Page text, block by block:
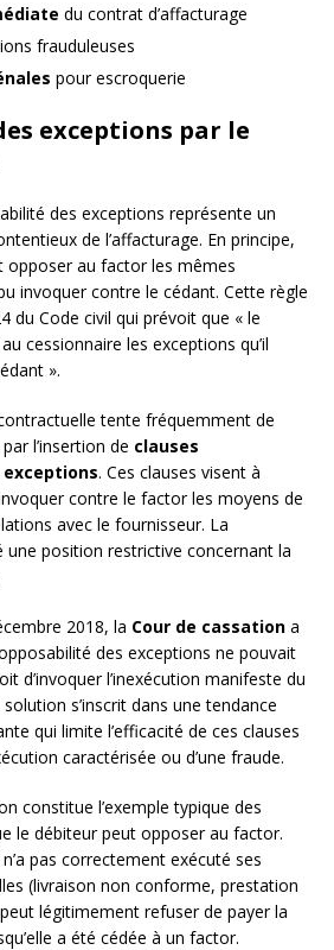
du contrat d’affacturage
frauduleuses
pour escroquerie
exceptions par le
des exceptions représente un
de l’affacturage. En principe,
opposer au factor les mêmes
invoquer contre le cédant. Cette règle
du Code civil qui prévoit que « le
cessionnaire les exceptions qu’il
».
tente fréquemment de
l’insertion de clauses
exceptions. Ces clauses visent à
contre le factor les moyens de
avec le fournisseur. La
une position restrictive concernant la
2018, la Cour de cassation a
des exceptions ne pouvait
d’invoquer l’inexécution manifeste du
s’inscrit dans une tendance
qui limite l’efficacité de ces clauses
caractérisée ou d’une fraude.
constitue l’exemple typique des
le débiteur peut opposer au factor.
pas correctement exécuté ses
(livraison non conforme, prestation
légitimement refuser de payer la
a été cédée à un factor.